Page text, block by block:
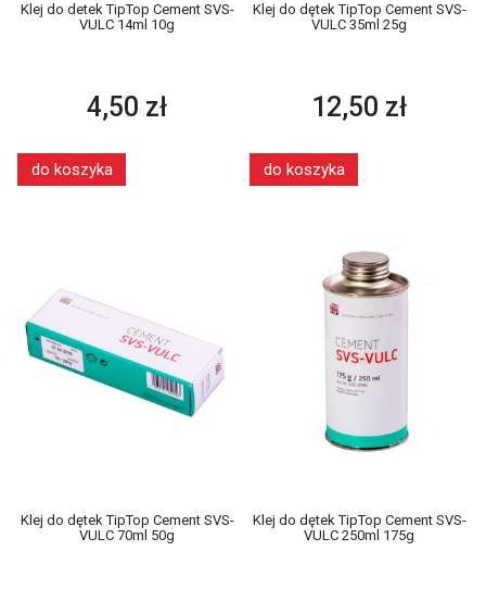
Klej do detek TipTop Cement SVS-
VULC 14ml 10g
4,50 zł
do koszyka
Klej do dętek TipTop Cement SVS-
VULC 35ml 25g
12,50 zł
do koszyka
Klej do dętek TipTop Cement SVS-
VULC 70ml 50g
Klej do dętek TipTop Cement SVS-
VULC 250ml 175g